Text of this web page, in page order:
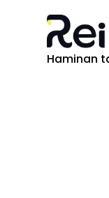
Haminan